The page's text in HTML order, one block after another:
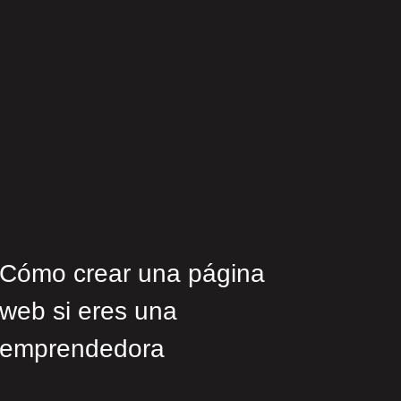
Cómo crear una página
web si eres una
emprendedora